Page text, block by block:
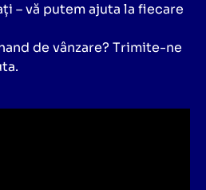
– vă putem ajuta la fiecare
de vânzare? Trimite-ne